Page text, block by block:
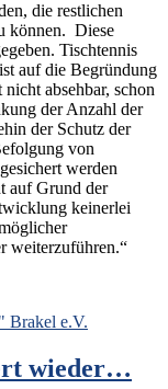
die restlichen
können. Diese
Tischtennis
auf die Begründung
absehbar, schon
der Anzahl der
der Schutz der
von
werden
auf Grund der
keinerlei
weiterzuführen.“
Brakel e.V.
wieder…